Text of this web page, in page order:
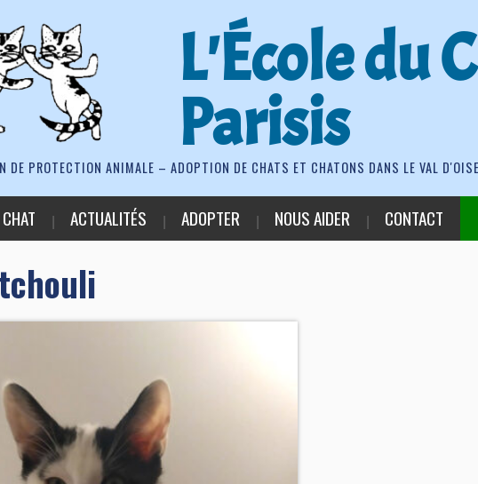
L'École du
Parisis
DE PROTECTION ANIMALE – ADOPTION DE CHATS ET CHATONS DANS LE VAL D'OISE
ACTUALITÉS ADOPTER NOUS AIDER CONTACT